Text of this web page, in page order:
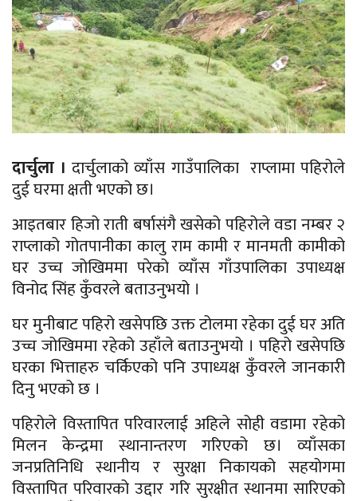
दार्चुला । दार्चुलाको व्याँस गाउँपालिका राप्लामा पहिरोले
दुई घरमा क्षती भएको छ।
आइतबार हिजो राती बर्षासंगै खसेको पहिरोले वडा नम्बर २
राप्लाको गोतपानीका कालु राम कामी र मानमती कामीको
घर उच्च जोखिममा परेको व्याँस गाँउपालिका उपाध्यक्ष
विनोद सिंह कुँवरले बताउनुभयो ।
घर मुनीबाट पहिरो खसेपछि उक्त टोलमा रहेका दुई घर अति
उच्च जोखिममा रहेको उहाँले बताउनुभयो । पहिरो खसेपछि
घरका भित्ताहरु चर्किएको पनि उपाध्यक्ष कुँवरले जानकारी
दिनु भएको छ ।
पहिरोले विस्तापित परिवारलाई अहिले सोही वडामा रहेको
मिलन केन्द्रमा स्थानान्तरण गरिएको छ। व्याँसका
जनप्रतिनिधि स्थानीय र सुरक्षा निकायको सहयोगमा
विस्तापित परिवारको उद्दार गरि सुरक्षीत स्थानमा सारिएको